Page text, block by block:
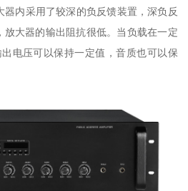
器内采用了较深的负反馈装置，深负反
放大器的输出阻抗很低。当负载在一定
电压可以保持一定值，音质也可以保